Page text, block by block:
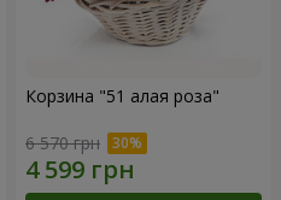
Корзина "51 алая роза"
6 570 грн